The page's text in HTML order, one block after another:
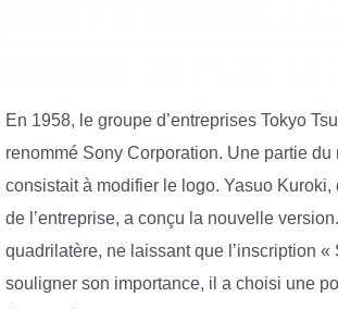
En 1958, le groupe d’entreprises Tokyo
renommé Sony Corporation. Une partie du
consistait à modifier le logo. Yasuo
de l’entreprise, a conçu la nouvelle
quadrilatère, ne laissant que l’inscription «
souligner son importance, il a choisi une